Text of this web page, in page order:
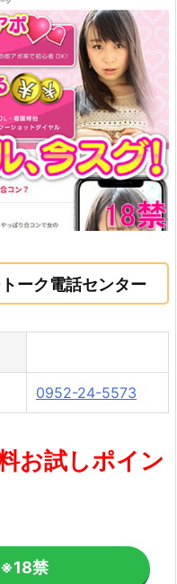
ーク電話センター
0952-24-5573
お試しポイン
※18禁